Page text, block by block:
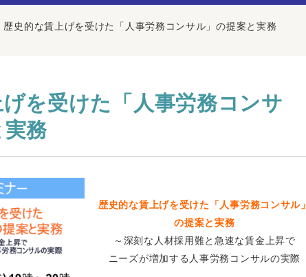
歴史的な賃上げを受けた「人事労務コンサル」の提案と実務
を受けた「人事労務コンサ
務
歴史的な賃上げを受けた「人事労務コンサル」
の提案と実務
～深刻な人材採用難と急速な賃金上昇で
ニーズが増加する人事労務コンサルの実際